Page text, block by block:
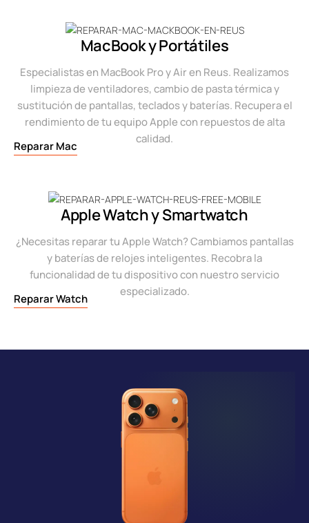
MacBook y Portátiles
Especialistas en MacBook Pro y Air en Reus. Realizamos
limpieza de ventiladores, cambio de pasta térmica y
sustitución de pantallas, teclados y baterías. Recupera el
rendimiento de tu equipo Apple con repuestos de alta
calidad.
Reparar Mac
Apple Watch y Smartwatch
¿Necesitas reparar tu Apple Watch? Cambiamos pantallas
y baterías de relojes inteligentes. Recobra la
funcionalidad de tu dispositivo con nuestro servicio
especializado.
Reparar Watch